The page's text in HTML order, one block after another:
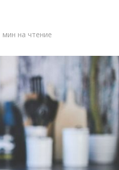
мин на чтение